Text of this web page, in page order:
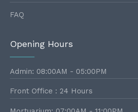
FAQ
Opening Hours
Admin: 08:00AM - 05:00PM
Front Office : 24 Hours